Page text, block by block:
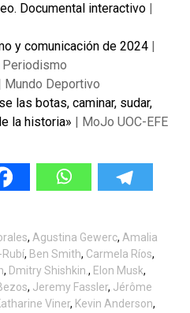
Documental interactivo
y comunicación de 2024
Periodismo
| Mundo Deportivo
las botas, caminar, sudar,
la historia» | MoJo UOC-EFE
, Agustina Gewerc, Amalia
, Ben Smith, Carmela Ríos,
, Dmitry Shishkin., Elon Musk,
, Jeremy Fassler, Jérôme
Viner, Kevin Anderson,